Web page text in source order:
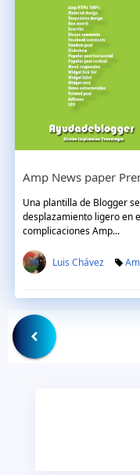
Una plantilla de Blogger
desplazamiento ligero en
complicaciones Amp...
Luis Chávez